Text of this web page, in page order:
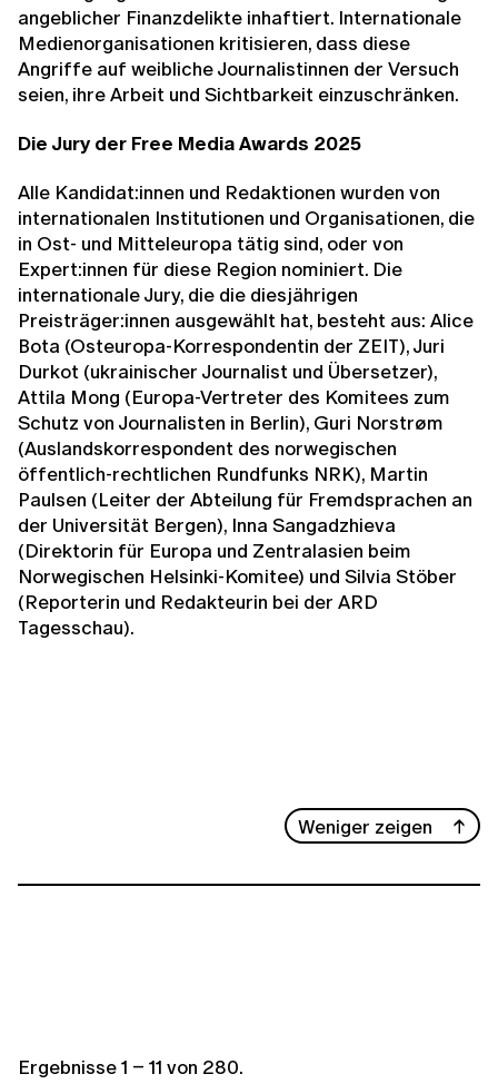
angeblicher Finanzdelikte inhaftiert. Internationale
Medienorganisationen kritisieren, dass diese
Angriffe auf weibliche Journalistinnen der Versuch
seien, ihre Arbeit und Sichtbarkeit einzuschränken.
Die Jury der Free Media Awards 2025
Alle Kandidat:innen und Redaktionen wurden von
internationalen Institutionen und Organisationen, die
in Ost- und Mitteleuropa tätig sind, oder von
Expert:innen für diese Region nominiert. Die
internationale Jury, die die diesjährigen
Preisträger:innen ausgewählt hat, besteht aus: Alice
Bota (Osteuropa-Korrespondentin der ZEIT), Juri
Durkot (ukrainischer Journalist und Übersetzer),
Attila Mong (Europa-Vertreter des Komitees zum
Schutz von Journalisten in Berlin), Guri Norstrøm
(Auslandskorrespondent des norwegischen
öffentlich-rechtlichen Rundfunks NRK), Martin
Paulsen (Leiter der Abteilung für Fremdsprachen an
der Universität Bergen), Inna Sangadzhieva
(Direktorin für Europa und Zentralasien beim
Norwegischen Helsinki-Komitee) und Silvia Stöber
(Reporterin und Redakteurin bei der ARD
Tagesschau).
Weniger zeigen
Ergebnisse1 – 11 von 280.